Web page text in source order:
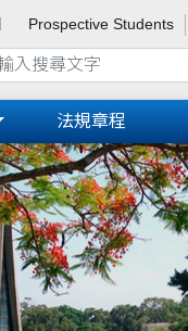
Prospective Students
法規章程